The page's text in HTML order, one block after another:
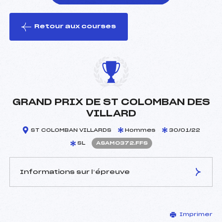
le ski
Retour aux courses
GRAND PRIX DE ST COLOMBAN DES
VILLARD
ST COLOMBAN VILLARDS Hommes 30/01/22
SL ASAM0372.FFS
Informations sur l’épreuve
DOMPNIER FRANCK (SA)
Imprimer